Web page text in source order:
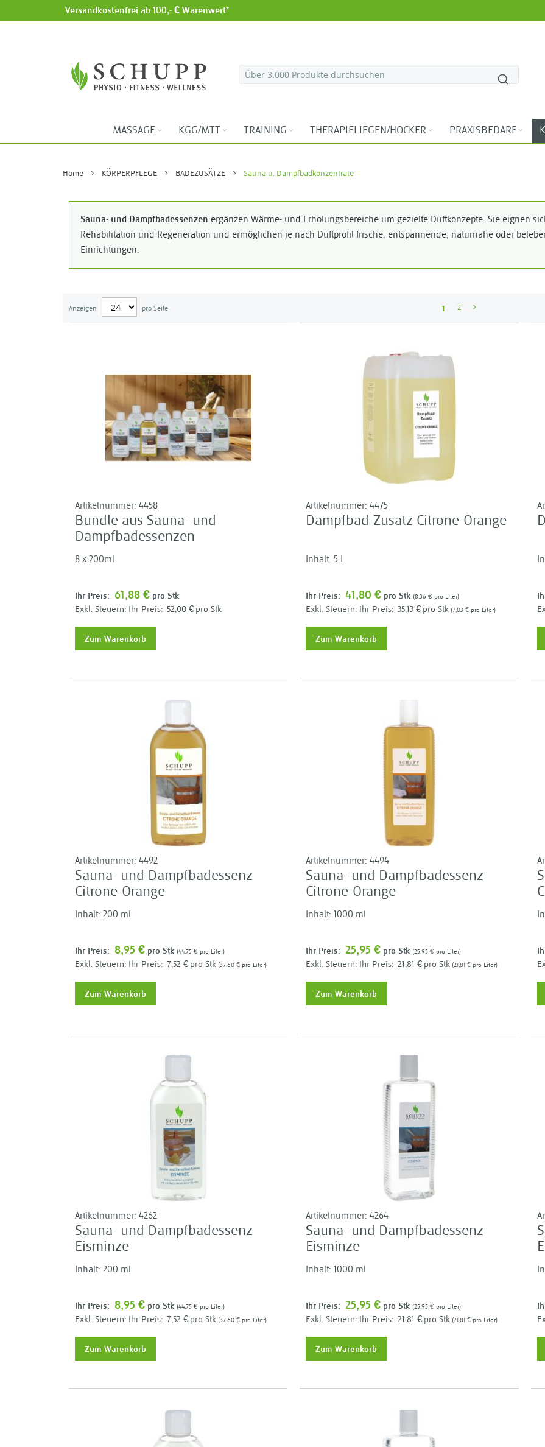
Direkt zum Inhalt
Versandkostenfrei ab 100,- € Warenwert*
MASSAGE KGG/MTT TRAINING THERAPIELIEGEN/HOCKER PRAXISBEDARF
Home KÖRPERPFLEGE BADEZUSÄTZE Sauna u. Dampfbadkonzentrate
Sauna- und Dampfbadessenzen ergänzen Wärme- und Erholungsbereiche um gezielte Duftkonzepte. Sie eignen
Rehabilitation und Regeneration und ermöglichen je nach Duftprofil frische, entspannende, naturnahe oder
Einrichtungen.
Anzeigen pro Seite 1 2
Artikelnummer: 4458
Bundle aus Sauna- und
Dampfbadessenzen
8 x 200ml
Ihr Preis: 61,88 € pro Stk
Ihr Preis: 52,00 € pro Stk
Zum Warenkorb
Artikelnummer:4475
Dampfbad-Zusatz Citrone-Orange
Inhalt: 5 L
Ihr Preis: 41,80 € pro Stk 8,36 € pro Liter
Ihr Preis: 35,13 € pro Stk 7,03 € pro Liter
Zum Warenkorb
Artikelnummer: 4492
Sauna- und Dampfbadessenz
Citrone-Orange
Inhalt: 200 ml
Ihr Preis: 8,95 € pro Stk 44,75 € pro Liter
Ihr Preis: 7,52 € pro Stk 37,60 € pro Liter
Zum Warenkorb
Artikelnummer:4494
Sauna- und Dampfbadessenz
Citrone-Orange
Inhalt: 1000 ml
Ihr Preis: 25,95 € pro Stk 25,95 € pro Liter
Ihr Preis: 21,81 € pro Stk 21,81 € pro Liter
Zum Warenkorb
Artikelnummer: 4262
Sauna- und Dampfbadessenz
Eisminze
Inhalt: 200 ml
Ihr Preis: 8,95 € pro Stk 44,75 € pro Liter
Ihr Preis: 7,52 € pro Stk 37,60 € pro Liter
Zum Warenkorb
Artikelnummer:4264
Sauna- und Dampfbadessenz
Eisminze
Inhalt: 1000 ml
Ihr Preis: 25,95 € pro Stk 25,95 € pro Liter
Ihr Preis: 21,81 € pro Stk 21,81 € pro Liter
Zum Warenkorb